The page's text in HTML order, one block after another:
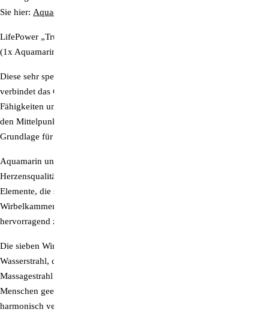
Sie hier: Aquadea Gutachten & Hintergrundinfos
LifePower „True Self“ | PLATIN 7 Erdkraft, Fülle & Selbst-Sein
(1x Aquamarin, 3x Rosenquarz, 3x Niob)
Diese sehr spezielle Dusche unterstützt die „Reise zu sich selbst“ und
verbindet das Geistige mit der Kraft der Erde. Bisher nicht beachtete
Fähigkeiten und Sichtweisen können „geerdet“ werden und rücken in
den Mittelpunkt der eigenen Wahrnehmung. So schaffen wir die
Grundlage für kraftvolles, eigenständiges Handeln.
Aquamarin und Rosenquarz verströmen Leichtigkeit und
Herzensqualität. Das seltene Metall Niob hat die stärkste Yin-Kraft aller
Elemente, die stärkste „Verbindung zu Mutter Erde“. Die drei Niob-
Wirbelkammern bestehen aus Titan, dessen männliche Yang-Energie
hervorragend zu Niob passt.
Die sieben Wirbelkammern ergeben gemeinsam einen vollen
Wasserstrahl, der sich in der Mitte zu einem etwas kräftigeren
Massagestrahl bündelt.
Menschen geeignet, die männliche und weibliche Energien in sich
harmonisch verbinden möchten.